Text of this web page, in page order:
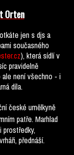
Orten
jen s djs a
současného
), která sídlí v
pravidelně
ale není všechno - i
díla.
české umělkyně
patře. Marhlad
přednáší.